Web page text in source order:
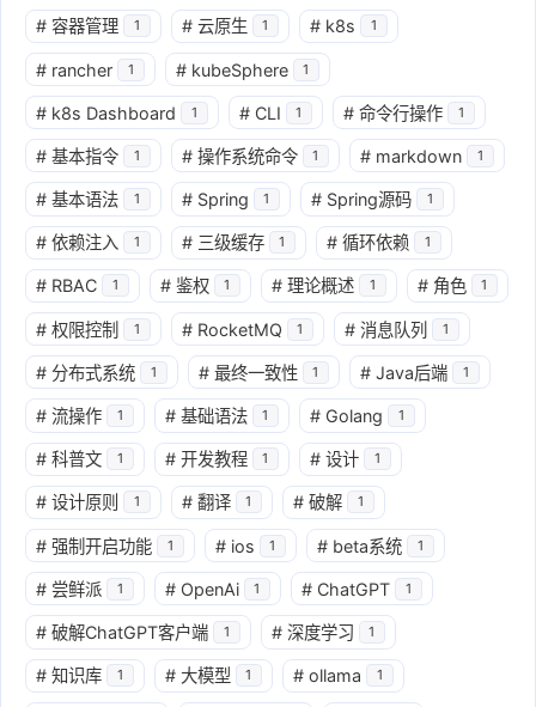
# 容器管理 1 # 云原生 1 # k8s 1
# rancher 1 # kubeSphere 1
# k8s Dashboard 1 # CLI 1 # 命令行操作 1
# 基本指令 1 # 操作系统命令 1 # markdown 1
# 基本语法 1 # Spring 1 # Spring源码 1
# 依赖注入 1 # 三级缓存 1 # 循环依赖 1
# RBAC 1 # 鉴权 1 # 理论概述 1 # 角色 1
# 权限控制 1 # RocketMQ 1 # 消息队列 1
# 分布式系统 1 # 最终一致性 1 # Java后端 1
# 流操作 1 # 基础语法 1 # Golang 1
# 科普文 1 # 开发教程 1 # 设计 1
# 设计原则 1 # 翻译 1 # 破解 1
# 强制开启功能 1 # ios 1 # beta系统 1
# 尝鲜派 1 # OpenAi 1 # ChatGPT 1
# 破解ChatGPT客户端 1 # 深度学习 1
# 知识库 1 # 大模型 1 # ollama 1